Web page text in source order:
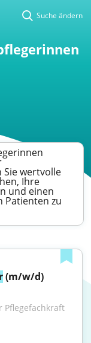
Suche ändern
Sie wertvolle
Ihre
und einen
Patienten zu
(m/w/d)
Pflegefachkraft